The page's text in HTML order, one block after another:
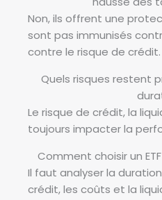
Non, ils offrent une
sont pas immunisés
contre le risque de crédit.
Quels risques restent
Le risque de crédit, la
toujours impacter la
Comment choisir un
Il faut analyser la
crédit, les coûts et la